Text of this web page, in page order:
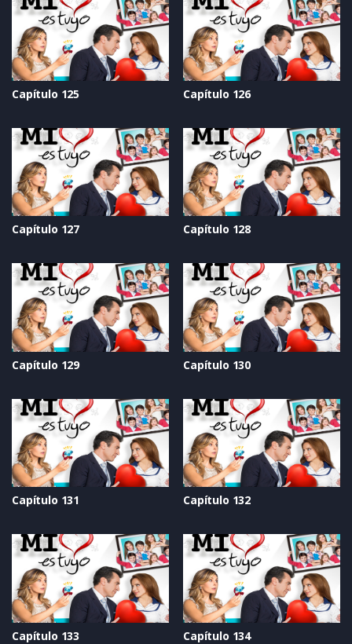
Capítulo 125 Capítulo 126
Capítulo 127 Capítulo 128
Capítulo 129 Capítulo 130
Capítulo 131 Capítulo 132
Capítulo 133 Capítulo 134